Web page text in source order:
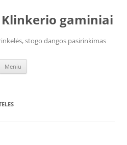
Klinkerio gaminiai
stogo dangos pasirinkimas
Meniu